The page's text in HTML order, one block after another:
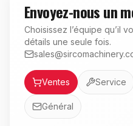
Envoyez-nous un
Choisissez l’équipe qu’il
détails une seule fois.
Service
Ventes
Service
Général